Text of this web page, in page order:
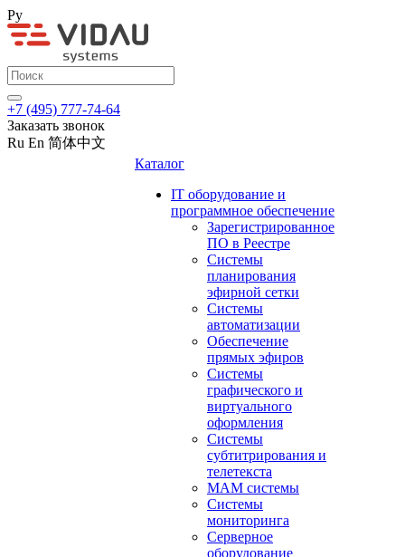
Ру
+7 (495) 777-74-64
Заказать звонок
Ru En 简体中文
Каталог
IT оборудование и
программное обеспечение
Зарегистрированное
ПО в Реестре
Системы
планирования
эфирной сетки
Системы
автоматизации
Обеспечение
прямых эфиров
Системы
графического и
виртуального
оформления
Системы
субтитрирования и
телетекста
MAM системы
Системы
мониторинга
Серверное
оборудование